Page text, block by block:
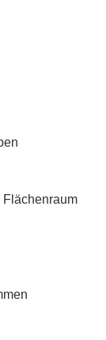
Flächenraum